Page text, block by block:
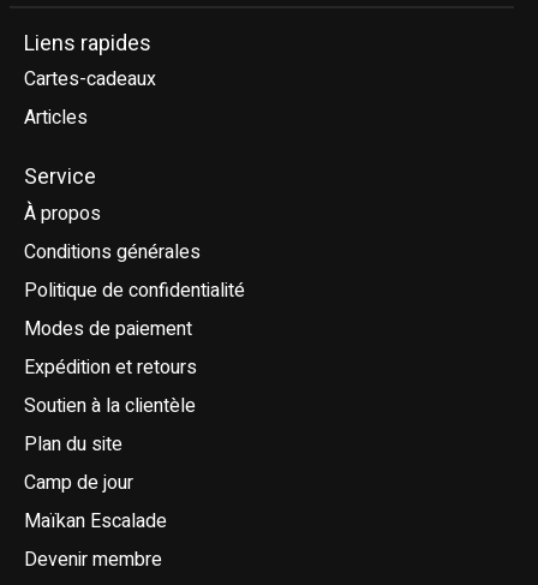
Liens rapides
Cartes-cadeaux
Articles
Service
À propos
Conditions générales
Politique de confidentialité
Modes de paiement
Expédition et retours
Soutien à la clientèle
Plan du site
Camp de jour
Maïkan Escalade
Devenir membre